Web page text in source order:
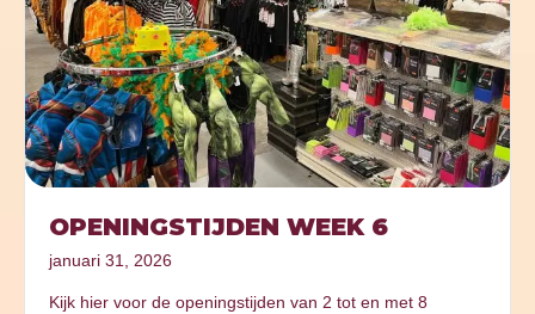
OPENINGSTIJDEN WEEK 6
januari 31, 2026
Kijk hier voor de openingstijden van 2 tot en met 8